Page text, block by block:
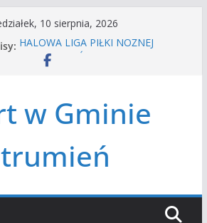
10 sierpnia, 2026
HALOWA LIGA PIŁKI NOŻNEJ
LATO W MIEŚCIE’2026
Czwórbój lekkoatletyczny
w Gminie